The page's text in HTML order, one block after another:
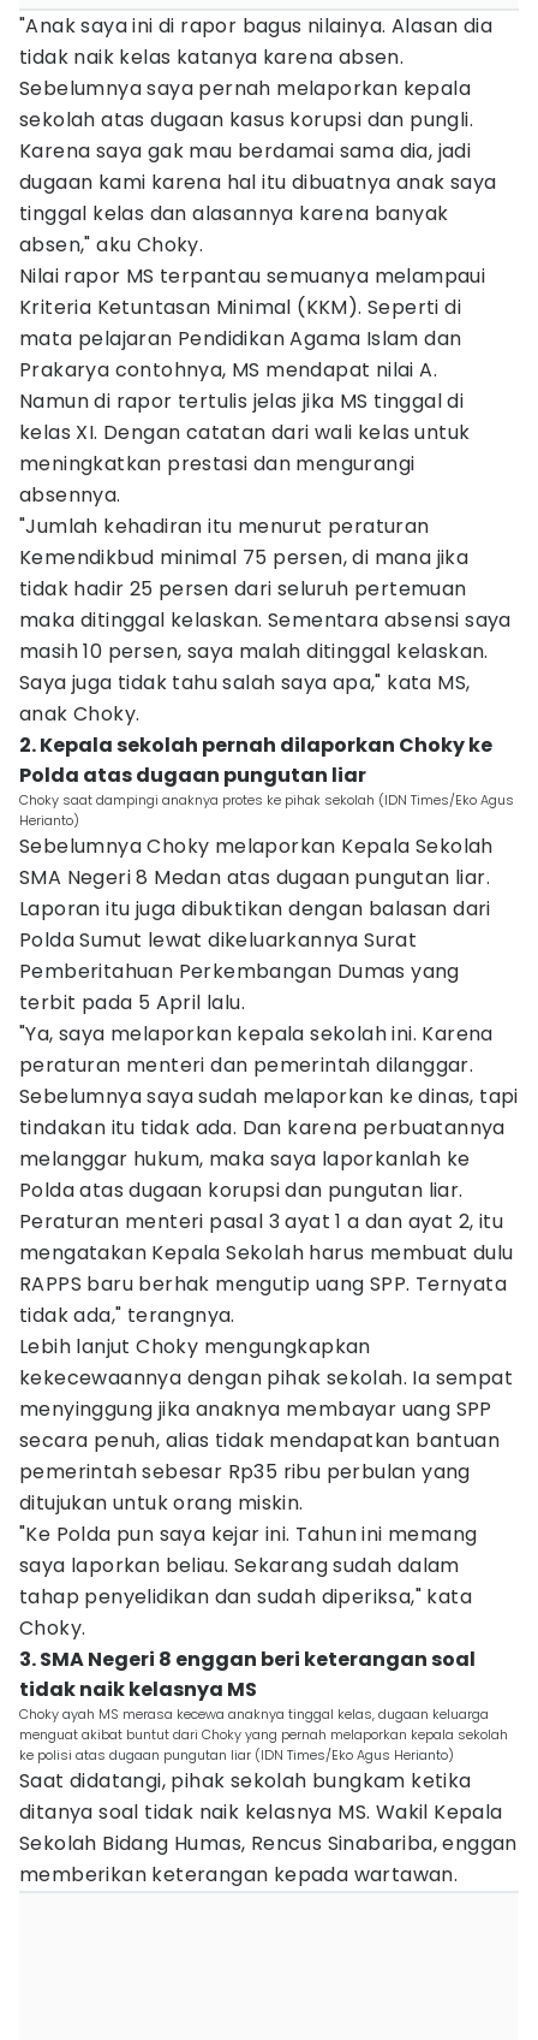
"Anak saya ini di rapor bagus nilainya. Alasan dia
tidak naik kelas katanya karena absen.
Sebelumnya saya pernah melaporkan kepala
sekolah atas dugaan kasus korupsi dan pungli.
Karena saya gak mau berdamai sama dia, jadi
dugaan kami karena hal itu dibuatnya anak saya
tinggal kelas dan alasannya karena banyak
absen," aku Choky.
Nilai rapor MS terpantau semuanya melampaui
Kriteria Ketuntasan Minimal (KKM). Seperti di
mata pelajaran Pendidikan Agama Islam dan
Prakarya contohnya, MS mendapat nilai A.
Namun di rapor tertulis jelas jika MS tinggal di
kelas XI. Dengan catatan dari wali kelas untuk
meningkatkan prestasi dan mengurangi
absennya.
"Jumlah kehadiran itu menurut peraturan
Kemendikbud minimal 75 persen, di mana jika
tidak hadir 25 persen dari seluruh pertemuan
maka ditinggal kelaskan. Sementara absensi saya
masih 10 persen, saya malah ditinggal kelaskan.
Saya juga tidak tahu salah saya apa," kata MS,
anak Choky.
2. Kepala sekolah pernah dilaporkan Choky ke
Polda atas dugaan pungutan liar
Choky saat dampingi anaknya protes ke pihak sekolah (IDN Times/Eko Agus
Herianto)
Sebelumnya Choky melaporkan Kepala Sekolah
SMA Negeri 8 Medan atas dugaan pungutan liar.
Laporan itu juga dibuktikan dengan balasan dari
Polda Sumut lewat dikeluarkannya Surat
Pemberitahuan Perkembangan Dumas yang
terbit pada 5 April lalu.
"Ya, saya melaporkan kepala sekolah ini. Karena
peraturan menteri dan pemerintah dilanggar.
Sebelumnya saya sudah melaporkan ke dinas, tapi
tindakan itu tidak ada. Dan karena perbuatannya
melanggar hukum, maka saya laporkanlah ke
Polda atas dugaan korupsi dan pungutan liar.
Peraturan menteri pasal 3 ayat 1 a dan ayat 2, itu
mengatakan Kepala Sekolah harus membuat dulu
RAPPS baru berhak mengutip uang SPP. Ternyata
tidak ada," terangnya.
Lebih lanjut Choky mengungkapkan
kekecewaannya dengan pihak sekolah. Ia sempat
menyinggung jika anaknya membayar uang SPP
secara penuh, alias tidak mendapatkan bantuan
pemerintah sebesar Rp35 ribu perbulan yang
ditujukan untuk orang miskin.
"Ke Polda pun saya kejar ini. Tahun ini memang
saya laporkan beliau. Sekarang sudah dalam
tahap penyelidikan dan sudah diperiksa," kata
Choky.
3. SMA Negeri 8 enggan beri keterangan soal
tidak naik kelasnya MS
Choky ayah MS merasa kecewa anaknya tinggal kelas, dugaan keluarga
menguat akibat buntut dari Choky yang pernah melaporkan kepala sekolah
ke polisi atas dugaan pungutan liar (IDN Times/Eko Agus Herianto)
Saat didatangi, pihak sekolah bungkam ketika
ditanya soal tidak naik kelasnya MS. Wakil Kepala
Sekolah Bidang Humas, Rencus Sinabariba, enggan
memberikan keterangan kepada wartawan.